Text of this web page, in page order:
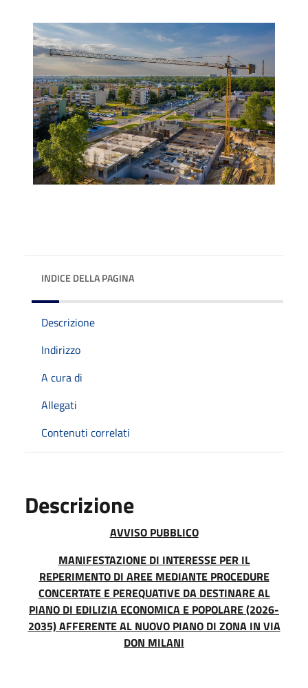
INDICE DELLA PAGINA
Descrizione
Indirizzo
A cura di
Allegati
Contenuti correlati
Descrizione
AVVISO PUBBLICO
MANIFESTAZIONE DI INTERESSE PER IL
REPERIMENTO DI AREE MEDIANTE PROCEDURE
CONCERTATE E PEREQUATIVE DA DESTINARE AL
PIANO DI EDILIZIA ECONOMICA E POPOLARE (2026-
2035) AFFERENTE AL NUOVO PIANO DI ZONA IN VIA
DON MILANI